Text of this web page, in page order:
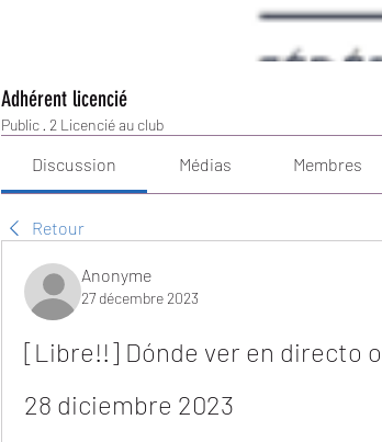
Adhérent licencié
Public · 2 Licencié au club
Discussion Médias Membres
Retour
Anonyme
27 décembre 2023
[Libre!!] Dónde ver en directo
28 diciembre 2023